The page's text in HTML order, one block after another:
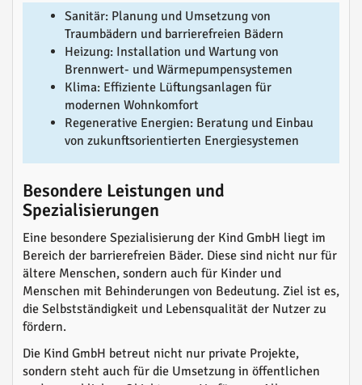
Sanitär: Planung und Umsetzung von
Traumbädern und barrierefreien Bädern
Heizung: Installation und Wartung von
Brennwert- und Wärmepumpensystemen
Klima: Effiziente Lüftungsanlagen für
modernen Wohnkomfort
Regenerative Energien: Beratung und Einbau
von zukunftsorientierten Energiesystemen
Besondere Leistungen und
Spezialisierungen
Eine besondere Spezialisierung der Kind GmbH liegt im
Bereich der barrierefreien Bäder. Diese sind nicht nur für
ältere Menschen, sondern auch für Kinder und
Menschen mit Behinderungen von Bedeutung. Ziel ist es,
die Selbstständigkeit und Lebensqualität der Nutzer zu
fördern.
Die Kind GmbH betreut nicht nur private Projekte,
sondern steht auch für die Umsetzung in öffentlichen